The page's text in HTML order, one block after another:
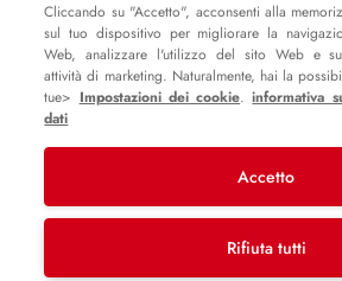
Impostazione dei cookie
Informative sulla privacy
Policy Whistleblowing
© 2007 – 2026 eismann s.r.l.
Last Mile Delivery S.à r.l.
Cliccando su "Accetto", acconsenti alla
sul tuo dispositivo per migliorare la
Web, analizzare l'utilizzo del sito Web e
attività di marketing. Naturalmente, hai la
tue> Impostazioni dei cookie.informativa
dati
Accetto
Rifiuta tutti